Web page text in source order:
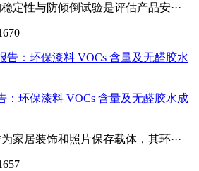
定性与防倾倒试验是评估产品安···
：环保漆料 VOCs 含量及无醛胶水成
家居装饰和照片保存载体，其环···